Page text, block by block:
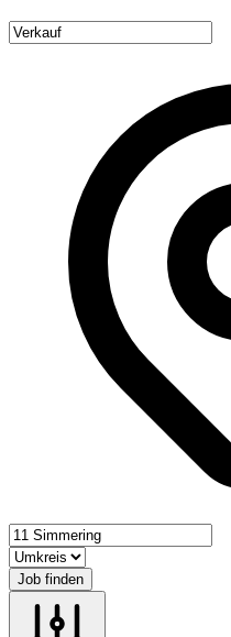
Job finden